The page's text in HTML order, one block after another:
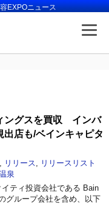
EXPOニュース
ングスを買収 インバ
出店も/ベインキャピタ
リリース
リリースリスト
泉
ティ投資会社である Bain
グループ会社を含め、以下